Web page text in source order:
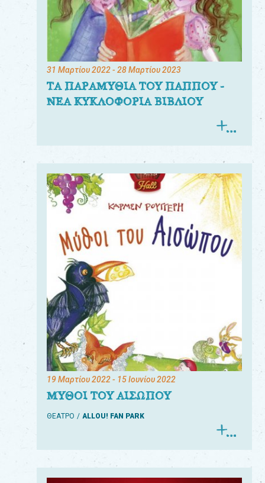
31 Μαρτίου 2022- 28 Μαρτίου 2023
ΤΑ ΠΑΡΑΜΥΘΙΑ ΤΟΥ ΠΑΠΠΟΥ -
ΝΕΑ ΚΥΚΛΟΦΟΡΙΑ ΒΙΒΛΙΟΥ
19 Μαρτίου 2022- 15 Ιουνίου 2022
ΜΥΘΟΙ ΤΟΥ ΑΙΣΩΠΟΥ
ΘΕΑΤΡΟ ALLOU! FAN PARK